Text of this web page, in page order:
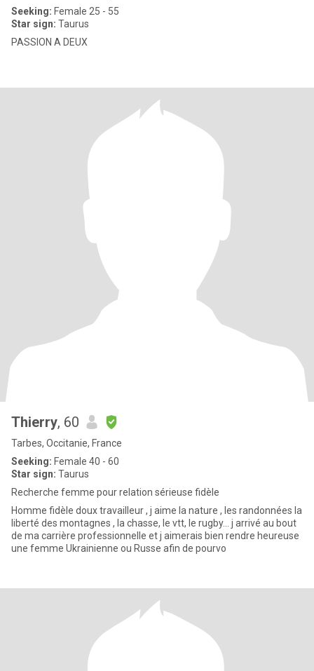
Seeking: Female 25 - 55
Star sign: Taurus
PASSION A DEUX
Thierry, 60
Tarbes, Occitanie, France
Seeking: Female 40 - 60
Star sign: Taurus
Recherche femme pour relation sérieuse fidèle
Homme fidèle doux travailleur , j aime la nature , les randonnées la
liberté des montagnes , la chasse, le vtt, le rugby… j arrivé au bout
de ma carrière professionnelle et j aimerais bien rendre heureuse
une femme Ukrainienne ou Russe afin de pourvo